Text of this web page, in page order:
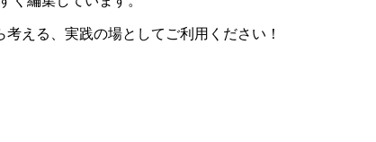
える、実践の場としてご利用ください！